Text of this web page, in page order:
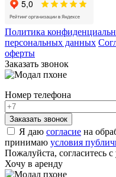
Политика
персональных данных
оферты
Заказать звонок
Номер телефона
Я даю согласие на
принимаю условия
Пожалуйста, согласитесь
Хочу в аренду